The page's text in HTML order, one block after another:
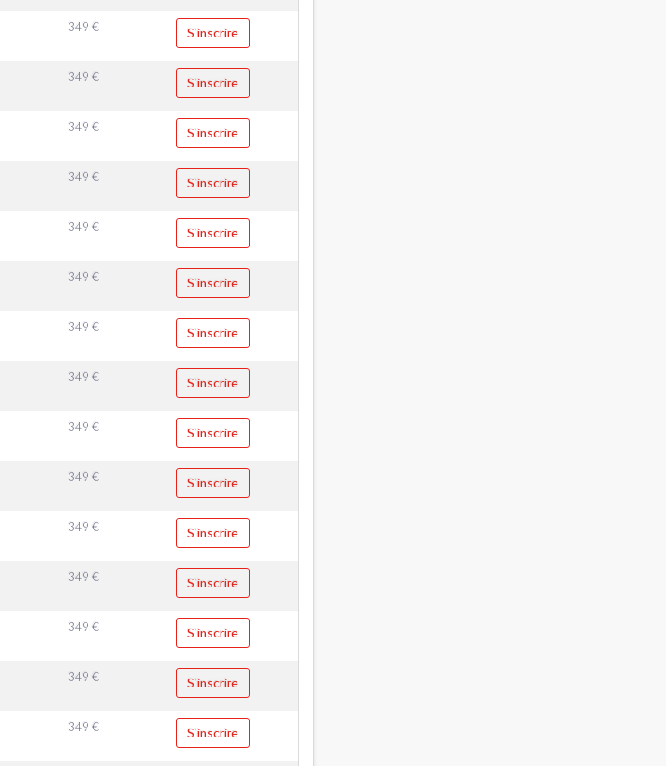
349 € S'inscrire
349 € S'inscrire
349 € S'inscrire
349 € S'inscrire
349 € S'inscrire
349 € S'inscrire
349 € S'inscrire
349 € S'inscrire
349 € S'inscrire
349 € S'inscrire
349 € S'inscrire
349 € S'inscrire
349 € S'inscrire
349 € S'inscrire
349 € S'inscrire